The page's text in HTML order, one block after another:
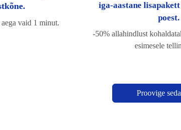
vaid 1 minut.
iga-aastane
poest.
-50% allahindlust
esimesele
Proovige